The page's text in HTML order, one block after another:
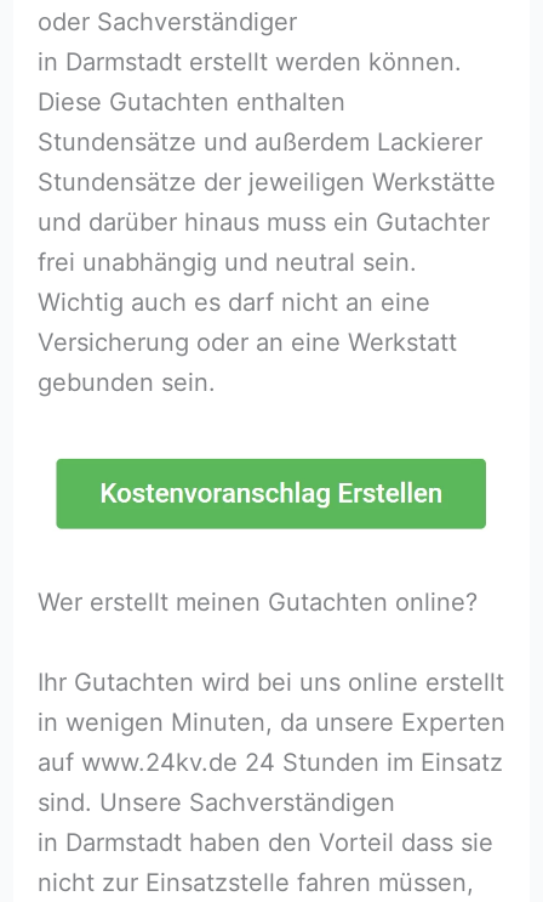
oder Sachverständiger
in Darmstadt erstellt werden können.
Diese Gutachten enthalten
Stundensätze und außerdem Lackierer
Stundensätze der jeweiligen Werkstätte
und darüber hinaus muss ein Gutachter
frei unabhängig und neutral sein.
Wichtig auch es darf nicht an eine
Versicherung oder an eine Werkstatt
gebunden sein.
Wer erstellt meinen Gutachten online?
Ihr Gutachten wird bei uns online erstellt
in wenigen Minuten, da unsere Experten
auf www.24kv.de 24 Stunden im Einsatz
sind. Unsere Sachverständigen
in Darmstadt haben den Vorteil dass sie
nicht zur Einsatzstelle fahren müssen,